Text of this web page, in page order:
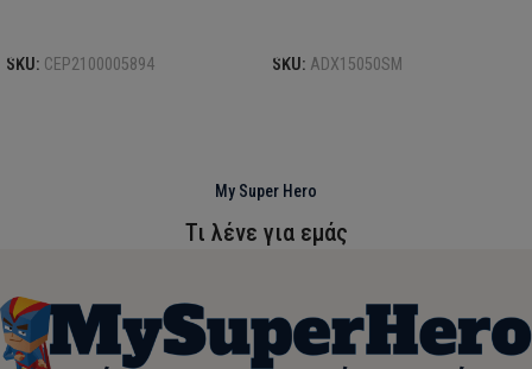
SKU: CEP2100005894 SKU: ADX15050SM
My Super Hero
Τι λένε για εμάς